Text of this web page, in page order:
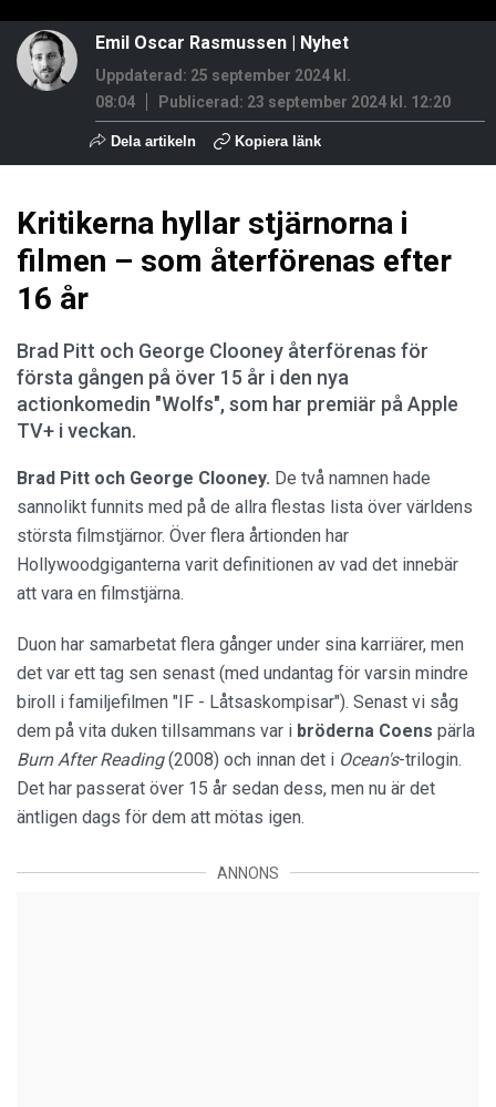
Emil Oscar Rasmussen | Nyhet
Uppdaterad: 25 september 2024 kl.
08:04
Publicerad: 23 september 2024 kl. 12:20
Dela artikeln Kopiera länk
Kritikerna hyllar stjärnorna i
filmen – som återförenas efter
16 år
Brad Pitt och George Clooney återförenas för
första gången på över 15 år i den nya
actionkomedin "Wolfs", som har premiär på Apple
TV+ i veckan.
Brad Pitt och George Clooney. De två namnen hade
sannolikt funnits med på de allra flestas lista över världens
största filmstjärnor. Över flera årtionden har
Hollywoodgiganterna varit definitionen av vad det innebär
att vara en filmstjärna.
Duon har samarbetat flera gånger under sina karriärer, men
det var ett tag sen senast (med undantag för varsin mindre
biroll i familjefilmen "IF - Låtsaskompisar"). Senast vi såg
dem på vita duken tillsammans var i bröderna Coens pärla
Burn After Reading(2008) och innan det i Ocean's-trilogin.
Det har passerat över 15 år sedan dess, men nu är det
äntligen dags för dem att mötas igen.
ANNONS